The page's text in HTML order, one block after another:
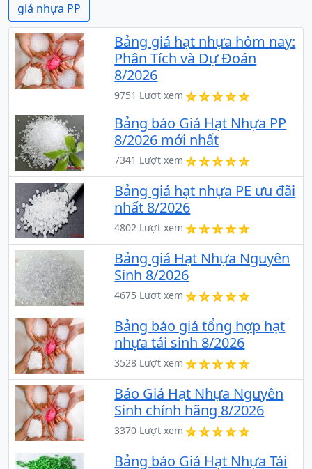
giá nhựa PP
Bảng giá hạt nhựa hôm nay:
Phân Tích và Dự Đoán
8/2026
9751 Lượt xem
Bảng báo Giá Hạt Nhựa PP
8/2026 mới nhất
7341 Lượt xem
Bảng giá hạt nhựa PE ưu đãi
nhất 8/2026
4802 Lượt xem
Bảng giá Hạt Nhựa Nguyên
Sinh 8/2026
4675 Lượt xem
Bảng báo giá tổng hợp hạt
nhựa tái sinh 8/2026
3528 Lượt xem
Báo Giá Hạt Nhựa Nguyên
Sinh chính hãng 8/2026
3370 Lượt xem
Bảng báo Giá Hạt Nhựa Tái